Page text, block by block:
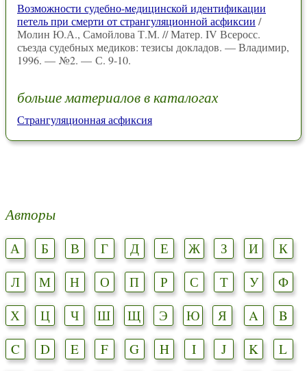
Возможности судебно-медицинской идентификации
петель при смерти от странгуляционной асфиксии /
Молин Ю.А., Самойлова Т.М. // Матер. IV Всеросс.
съезда судебных медиков: тезисы докладов. — Владимир,
1996. — №2. — С. 9-10.
больше материалов в каталогах
Странгуляционная асфиксия
Авторы
А Б В Г Д Е Ж З И
К
Л
М Н О П Р С Т У
Ф
Х
Ц Ч Ш Щ Э Ю Я A
B
C
D E F G H I J K
L